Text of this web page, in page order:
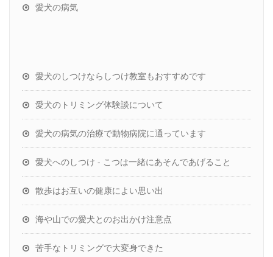
愛犬の病気
愛犬のしつけならしつけ教室もおすすめです
愛犬のトリミング体験談について
愛犬の病気の治療で動物病院に通っています
愛犬へのしつけ - こつは一緒にあそんであげること
散歩はお互いの健康によい思い出
海や山での愛犬とのお出かけ注意点
苦手なトリミングで大変身できた